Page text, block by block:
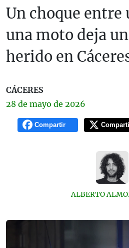
Un choque entre
una moto deja
herido en
CÁCERES
28 de mayo de 2026
Compartir
ALBERTO